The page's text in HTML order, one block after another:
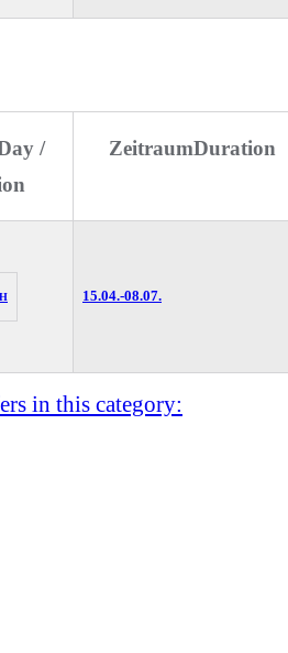
/
ZeitraumDuration
15.04.-08.07.
in this category: